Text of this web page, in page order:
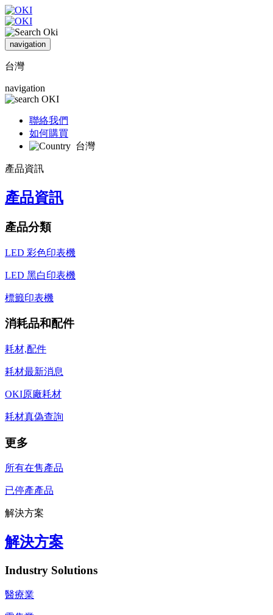
navigation
台灣
navigation
聯絡我們
如何購買
台灣
產品資訊
產品資訊
產品分類
LED 彩色印表機
LED 黑白印表機
標籤印表機
消耗品和配件
耗材,配件
耗材最新消息
OKI原廠耗材
耗材真偽查詢
更多
所有在售產品
已停產產品
解決方案
解決方案
Industry Solutions
醫療業